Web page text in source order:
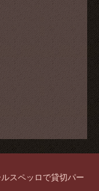
スペッロで貸切パー